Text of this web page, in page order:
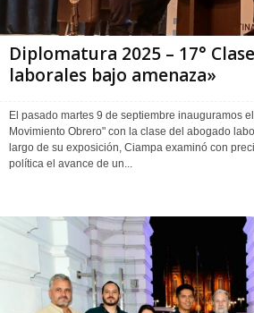
Diplomatura 2025 – 17°
laborales bajo amenaza»
El pasado martes 9 de septiembre inauguramos
Movimiento Obrero" con la clase del abogado
largo de su exposición, Ciampa examinó con
política el avance de un...